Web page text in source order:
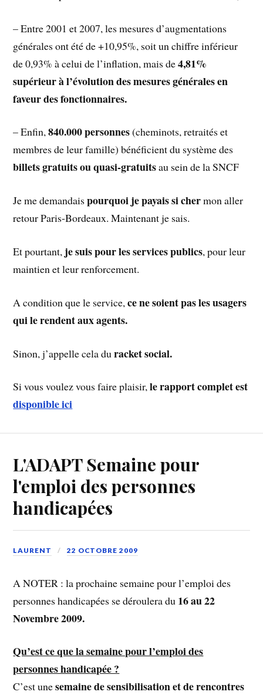
– Entre 2001 et 2007, les mesures d’augmentations
générales ont été de +10,95%, soit un chiffre inférieur
de 0,93% à celui de l’inflation, mais de4,81%
supérieur à l’évolution des mesures générales en
faveur des fonctionnaires.
– Enfin,840.000 personnes(cheminots, retraités et
membres de leur famille) bénéficient du système des
billets gratuits ou quasi-gratuitsau sein de la SNCF
Je me demandaispourquoi je payais si chermon aller
retour Paris-Bordeaux. Maintenant je sais.
Et pourtant, je suis pour les services publics, pour leur
maintien et leur renforcement.
A condition que le service,ce ne soient pas les usagers
qui le rendent aux agents.
Sinon, j’appelle cela duracket social.
Si vous voulez vous faire plaisir,le rapport complet est
disponible ici
L'ADAPT Semaine pour
l'emploi des personnes
handicapées
LAURENT 22 OCTOBRE 2009
A NOTER : la prochaine semaine pour l’emploi des
personnes handicapées se déroulera du 16 au 22
Novembre 2009.
Qu’est ce que la semaine pour l’emploi des
personnes handicapée ?
C’est unesemaine de sensibilisation et de rencontres